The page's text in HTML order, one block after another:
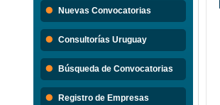
Nuevas Convocatorias
Consultorías Uruguay
Búsqueda de Convocatorias
Registro de Empresas